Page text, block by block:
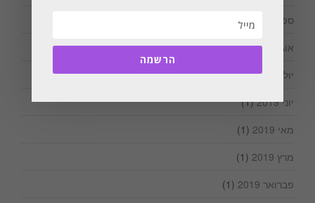
ספטמבר 2019
אוגוסט 2019
(3)
יולי 2019
(2)
יוני 2019
(1)
מאי 2019
(1)
מרץ 2019
(1)
פברואר 2019
(1)
הרשמה